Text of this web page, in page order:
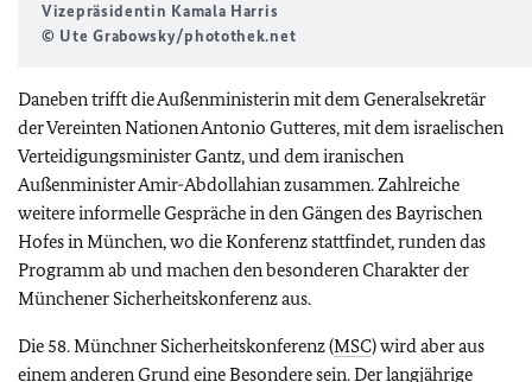
Vizepräsidentin Kamala Harris
© Ute Grabowsky/photothek.net
Daneben trifft die Außenministerin mit dem Generalsekretär
der Vereinten Nationen Antonio Gutteres, mit dem israelischen
Verteidigungsminister Gantz, und dem iranischen
Außenminister Amir-Abdollahian zusammen. Zahlreiche
weitere informelle Gespräche in den Gängen des Bayrischen
Hofes in München, wo die Konferenz stattfindet, runden das
Programm ab und machen den besonderen Charakter der
Münchener Sicherheitskonferenz aus.
Die 58. Münchner Sicherheitskonferenz (MSC) wird aber aus
einem anderen Grund eine Besondere sein. Der langjährige